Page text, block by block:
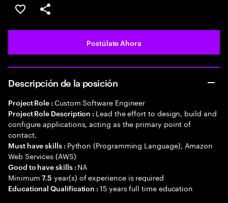
Guardar este empleo
Compartir este empleo
Postúlate Ahora
Descripción de la posición
Project Role : Custom Software Engineer
Project Role Description : Lead the effort to design, build and
configure applications, acting as the primary point of
contact.
Must have skills : Python (Programming Language), Amazon
Web Services (AWS)
Good to have skills : NA
Minimum7.5 year(s) of experience is required
Educational Qualification :15 years full time education